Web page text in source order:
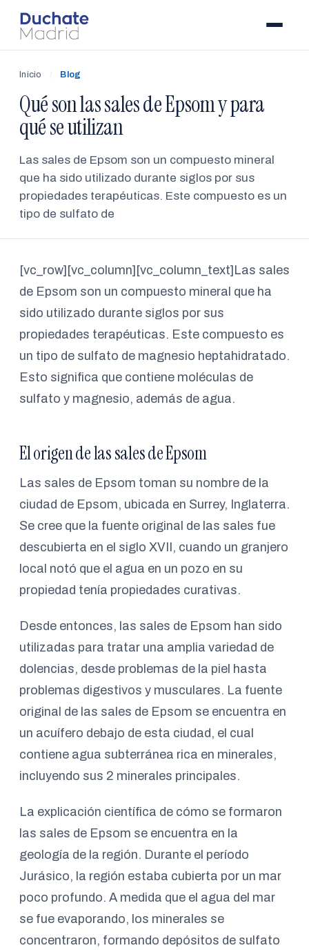
Inicio / Blog
Qué son las sales de Epsom y para
qué se utilizan
Las sales de Epsom son un compuesto mineral
que ha sido utilizado durante siglos por sus
propiedades terapéuticas. Este compuesto es un
tipo de sulfato de
[vc_row][vc_column][vc_column_text]Las sales
de Epsom son un compuesto mineral que ha
sido utilizado durante siglos por sus
propiedades terapéuticas. Este compuesto es
un tipo de sulfato de magnesio heptahidratado.
Esto significa que contiene moléculas de
sulfato y magnesio, además de agua.
El origen de las sales de Epsom
Las sales de Epsom toman su nombre de la
ciudad de Epsom, ubicada en Surrey, Inglaterra.
Se cree que la fuente original de las sales fue
descubierta en el siglo XVII, cuando un granjero
local notó que el agua en un pozo en su
propiedad tenía propiedades curativas.
Desde entonces, las sales de Epsom han sido
utilizadas para tratar una amplia variedad de
dolencias, desde problemas de la piel hasta
problemas digestivos y musculares. La fuente
original de las sales de Epsom se encuentra en
un acuífero debajo de esta ciudad, el cual
contiene agua subterránea rica en minerales,
incluyendo sus 2 minerales principales.
La explicación científica de cómo se formaron
las sales de Epsom se encuentra en la
geología de la región. Durante el período
Jurásico, la región estaba cubierta por un mar
poco profundo. A medida que el agua del mar
se fue evaporando, los minerales se
concentraron, formando depósitos de sulfato